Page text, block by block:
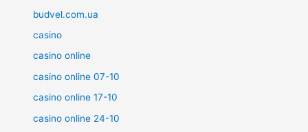
budvel.com.ua
casino
casino online
casino online 07-10
casino online 17-10
casino online 24-10